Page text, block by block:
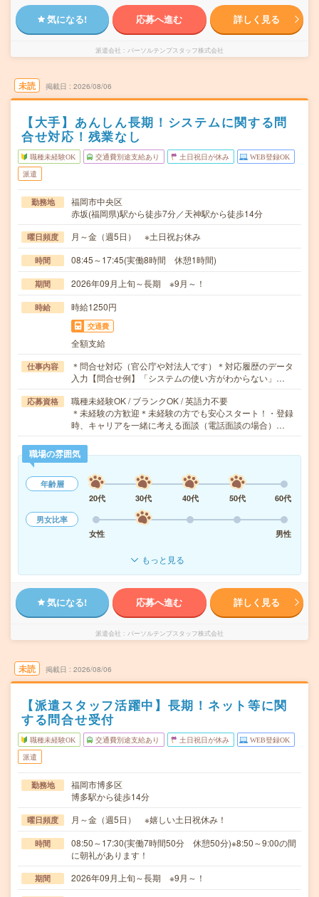
気になる! 応募へ進む 詳しく見る
派遣会社 パーソルテンプスタッフ株式会社
未読 掲載日 2026/08/06
【大手】あんしん長期！システムに関する問
合せ対応！残業なし
職種未経験OK 交通費別途支給あり 土日祝日が休み WEB登録OK
派遣
勤務地
福岡市中央区
赤坂(福岡県)駅から徒歩7分／天神駅から徒歩14分
曜日頻度 月～金（週5日） ※土日祝お休み
時間 08:45～17:45(実働8時間 休憩1時間)
期間 2026年09月上旬～長期 ※9月～！
時給 時給1250円
交通費
全額支給
仕事内容
＊問合せ対応（官公庁や対法人です）＊対応履歴のデータ
入力【問合せ例】「システムの使い方がわからない」…
応募資格
職種未経験OK / ブランクOK / 英語力不要
＊未経験の方歓迎＊未経験の方でも安心スタート！・登録
時、キャリアを一緒に考える面談（電話面談の場合）…
職場の雰囲気
年齢層
20代
30代 40代 50代
60代
男女比率
女性
男性
もっと見る
気になる! 応募へ進む 詳しく見る
派遣会社 パーソルテンプスタッフ株式会社
未読 掲載日 2026/08/06
【派遣スタッフ活躍中】長期！ネット等に関
する問合せ受付
職種未経験OK 交通費別途支給あり 土日祝日が休み WEB登録OK
派遣
勤務地
福岡市博多区
博多駅から徒歩14分
曜日頻度 月～金（週5日） ※嬉しい土日祝休み！
時間
08:50～17:30(実働7時間50分 休憩50分)※8:50～9:00の間
に朝礼があります！
期間 2026年09月上旬～長期 ※9月～！